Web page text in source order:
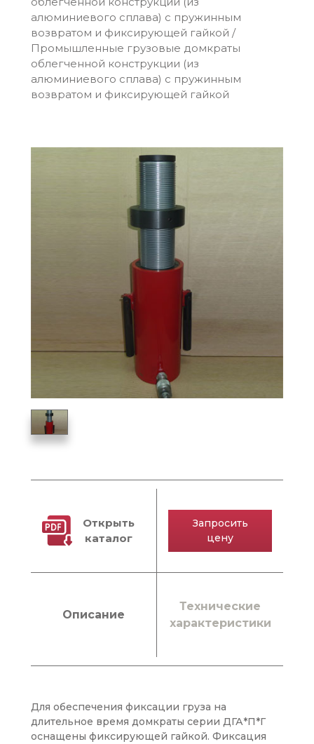
алюминиевого сплава) с пружинным
возвратом и фиксирующей гайкой /
Промышленные грузовые домкраты
облегченной конструкции (из
алюминиевого сплава) с пружинным
возвратом и фиксирующей гайкой
Открыть
каталог
Описание
Технические
характеристики
Запросить
цену
Для обеспечения фиксации груза на
длительное время домкраты серии ДГА*П*Г
оснащены фиксирующей гайкой. Фиксация